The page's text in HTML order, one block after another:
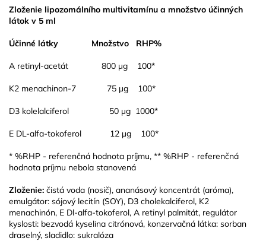
Zloženie lipozomálního multivitamínu a množstvo účinných
látok v 5 ml
Účinné látky Množstvo RHP%
A retinyl-acetát 800 µg 100*
K2 menachinon-7 75 µg 100*
D3 kolelalciferol 50 µg 1000*
E DL-alfa-tokoferol 12 µg 100*
* %RHP - referenčná hodnota príjmu, ** %RHP - referenčná
hodnota príjmu nebola stanovená
Zloženie: čistá voda (nosič), ananásový koncentrát (aróma),
emulgátor: sójový lecitín (SOY), D3 cholekalciferol, K2
menachinón, E Dl-alfa-tokoferol, A retinyl palmitát, regulátor
kyslosti: bezvodá kyselina citrónová, konzervačná látka: sorban
draselný, sladidlo: sukralóza